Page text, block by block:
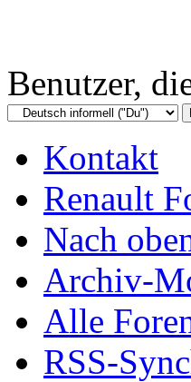
Benutzer,
Kontakt
Renault
Nach
Archiv-
Alle
RSS-